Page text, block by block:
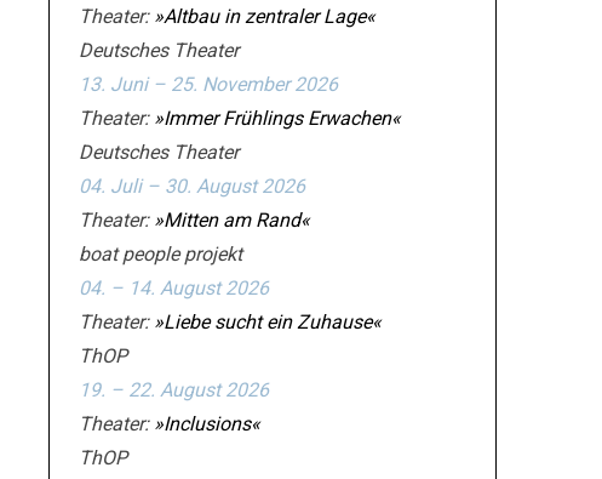
Theater: »Altbau in zentraler Lage«
Deutsches Theater
13. Juni – 25. November 2026
Theater: »Immer Frühlings Erwachen«
Deutsches Theater
04. Juli – 30. August 2026
Theater: »Mitten am Rand«
boat people projekt
04. – 14. August 2026
Theater: »Liebe sucht ein Zuhause«
ThOP
19. – 22. August 2026
Theater: »Inclusions«
ThOP